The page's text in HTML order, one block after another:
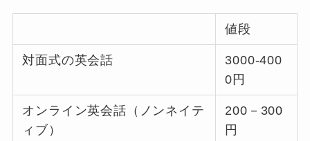
値段
対面式の英会話
3000-400
0円
オンライン英会話（ノンネイテ
ィブ）
200－300
円